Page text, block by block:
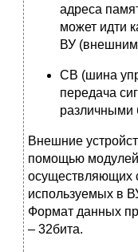
адреса
может идти
ВУ (внешним
СВ (шина
передача
Внешние
помощью
осуществляющих
используемых в
Формат данных
– 32бита.